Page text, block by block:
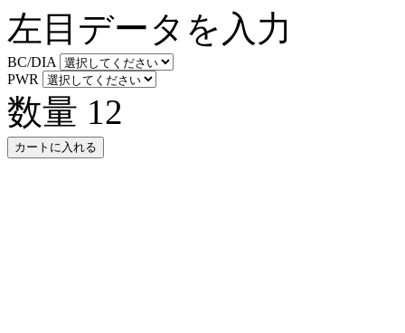
左目データを入力
BC/DIA
PWR
数量 12
カートに入れる